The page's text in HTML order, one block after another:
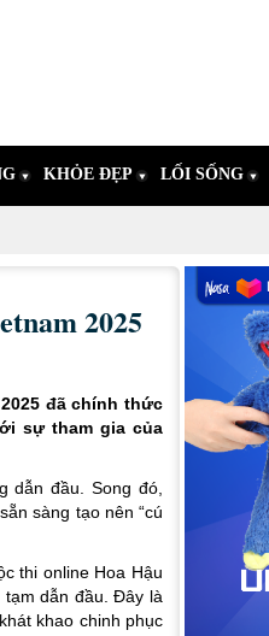
KHỎE ĐẸP LỐI SỐNG
2025
đã chính thức
sự tham gia của
dẫn đầu. Song đó,
sàng tạo nên “cú
thi online Hoa Hậu
tạm dẫn đầu. Đây là
khao chinh phục